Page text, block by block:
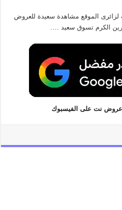
لزائرى الموقع مشاهدة سعيدة للعروض
الكرم تسوق سعيد ….
عروض نت على الفيسبوك